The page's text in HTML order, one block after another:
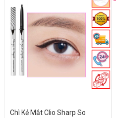
Chì Kẻ Mắt Clio Sharp So